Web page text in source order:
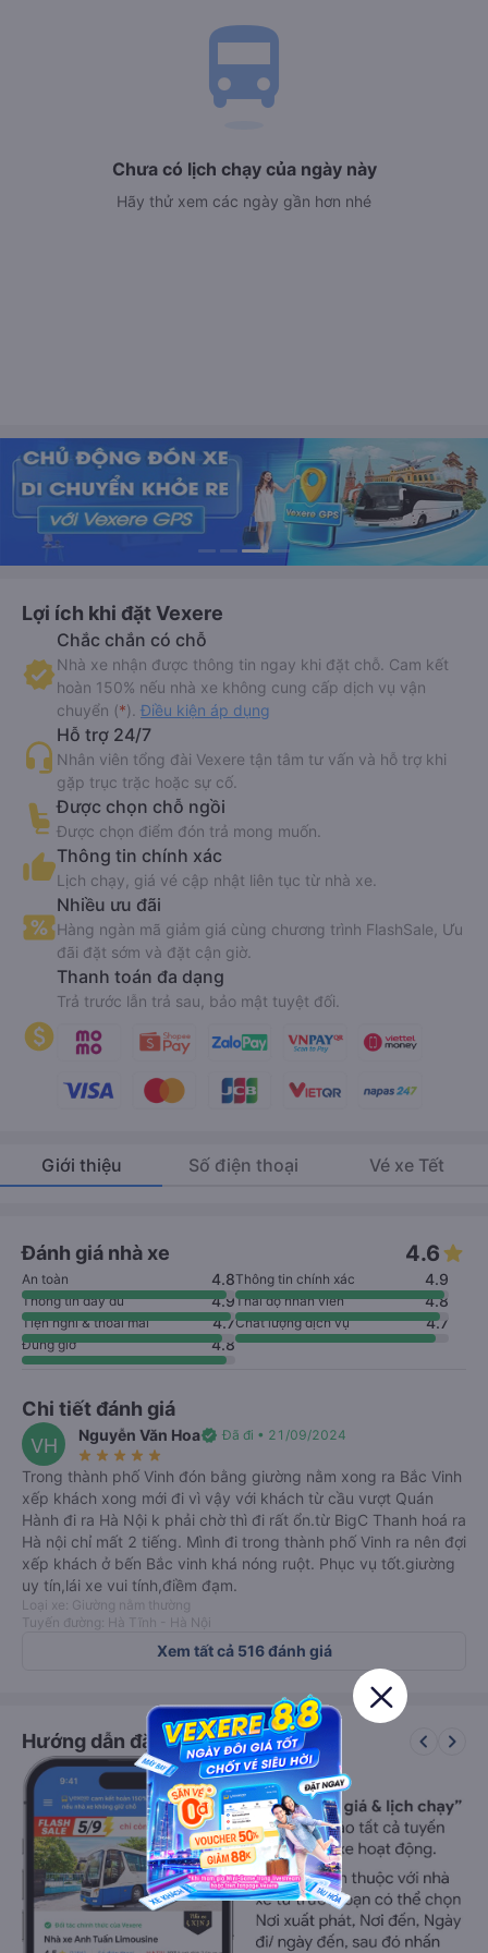
directions_bus
Chưa có lịch chạy của ngày này
Hãy thử xem các ngày gần hơn nhé
Lợi ích khi đặt Vexere
Chắc chắn có chỗ
Nhà xe nhận được thông tin ngay khi đặt chỗ. Cam kết
hoàn 150% nếu nhà xe không cung cấp dịch vụ vận
chuyển (*). Điều kiện áp dụng
Hỗ trợ 24/7
Nhân viên tổng đài Vexere tận tâm tư vấn và hỗ trợ khi
gặp trục trặc hoặc sự cố.
Được chọn chỗ ngồi
Được chọn điểm đón trả mong muốn.
Thông tin chính xác
Lịch chạy, giá vé cập nhật liên tục từ nhà xe.
Nhiều ưu đãi
Hàng ngàn mã giảm giá cùng chương trình FlashSale, Ưu
đãi đặt sớm và đặt cận giờ.
Thanh toán đa dạng
Trả trước lẫn trả sau, bảo mật tuyệt đối.
Giới thiệu Số điện thoại Vé xe Tết
Đánh giá nhà xe 4.6
An toàn 4.8Thông tin chính xác 4.9
Thông tin đầy đủ 4.9Thái độ nhân viên 4.8
Tiện nghi & thoải mái 4.7Chất lượng dịch vụ 4.7
Đúng giờ 4.8
Chi tiết đánh giá
VH Nguyễn Văn Hoaverified Đã đi • 21/09/2024
star_rate star_rate star_rate star_rate star_rate
Trong thành phố Vinh đón bằng giường nằm xong ra Bắc Vinh
xếp khách xong mới đi vì vậy với khách từ cầu vượt Quán
Hành đi ra Hà Nội k phải chờ thì đi rất ổn.từ BigC Thanh hoá ra
Hà nội chỉ mất 2 tiếng. Mình đi trong thành phố Vinh ra nên đợi
xếp khách ở bến Bắc vinh khá nóng ruột. Phục vụ tốt.giường
uy tín,lái xe vui tính,điềm đạm.
Loại xe: Giường nằm thường
Tuyến đường: Hà Tĩnh - Hà Nội
Xem tất cả 516 đánh giá
Hướng dẫn đặt vé keyboard_arrow_left keyboard_arrow_right